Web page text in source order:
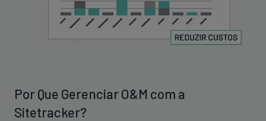
Por Que Gerenciar O&M com a
Sitetracker?